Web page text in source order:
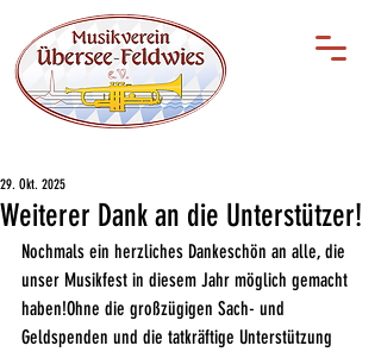
Weiterer Dank an die Unterstützer!
29. Okt. 2025
Nochmals ein herzliches Dankeschön an alle, die
unser Musikfest in diesem Jahr möglich gemacht
haben!Ohne die großzügigen Sach- und
Geldspenden und die tatkräftige Unterstützung